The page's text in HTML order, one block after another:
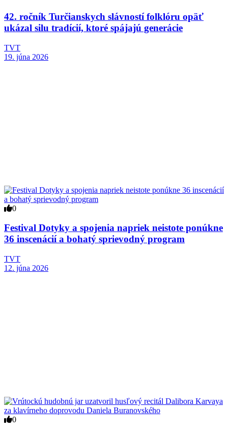
42. ročník Turčianskych slávností folklóru opäť
ukázal silu tradícií, ktoré spájajú generácie
TVT
19. júna 2026
0
Festival Dotyky a spojenia napriek neistote ponúkne
36 inscenácií a bohatý sprievodný program
TVT
12. júna 2026
0